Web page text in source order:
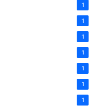
1
1
1
1
1
1
1